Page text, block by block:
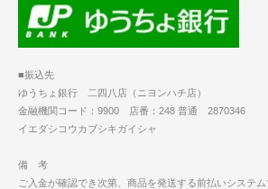
■振込先
ゆうちょ銀行 二四八店（ニヨンハチ店）
金融機関コード：9900 店番：248 普通 2870346
イエダシコウカブシキガイシャ
備 考
ご入金が確認でき次第、商品を発送する前払いシステム